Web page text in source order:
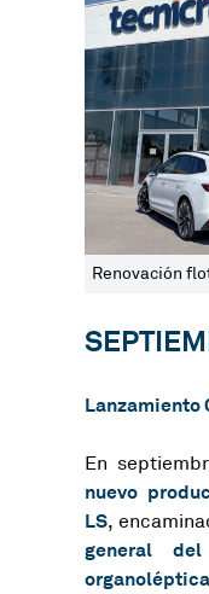
Renovación
Lanzamiento
En
nuevo
LS,
general